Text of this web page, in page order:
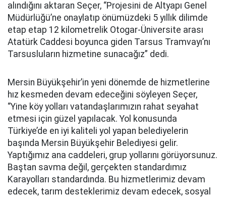
alındığını aktaran Seçer, “Projesini de Altyapı Genel
Müdürlüğü’ne onaylatıp önümüzdeki 5 yıllık dilimde
etap etap 12 kilometrelik Otogar-Üniversite arası
Atatürk Caddesi boyunca giden Tarsus Tramvayı’nı
Tarsusluların hizmetine sunacağız” dedi.
Mersin Büyükşehir’in yeni dönemde de hizmetlerine
hız kesmeden devam edeceğini söyleyen Seçer,
“Yine köy yolları vatandaşlarımızın rahat seyahat
etmesi için güzel yapılacak. Yol konusunda
Türkiye’de en iyi kaliteli yol yapan belediyelerin
başında Mersin Büyükşehir Belediyesi gelir.
Yaptığımız ana caddeleri, grup yollarını görüyorsunuz.
Baştan savma değil, gerçekten standardımız
Karayolları standardında. Bu hizmetlerimiz devam
edecek, tarım desteklerimiz devam edecek, sosyal